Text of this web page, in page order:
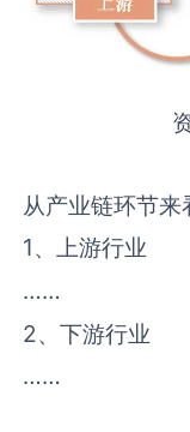
从产业链环节来
1、上游行业
……
2、下游行业
……